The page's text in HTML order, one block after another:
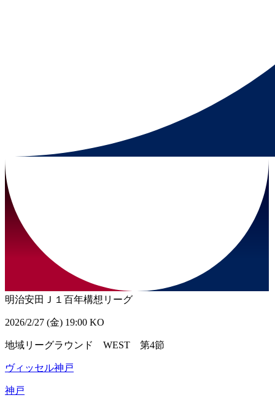
明治安田Ｊ１百年構想リーグ
2026/2/27 (金) 19:00 KO
地域リーグラウンド WEST 第4節
ヴィッセル神戸
神戸